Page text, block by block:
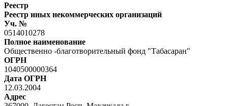
Реестр
Реестр иных некоммерческих организаций
Уч. №
0514010278
Полное наименование
Общественно -благотворительный фонд "Табасаран"
ОГРН
1040500000364
Дата ОГРН
12.03.2004
Адрес